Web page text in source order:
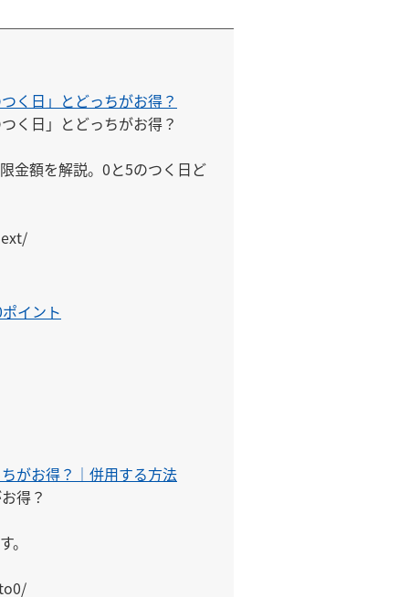
く日」とどっちがお得？
く日」とどっちがお得？
金額を解説。0と5のつく日ど
イント
がお得？｜併用する方法
得？
。